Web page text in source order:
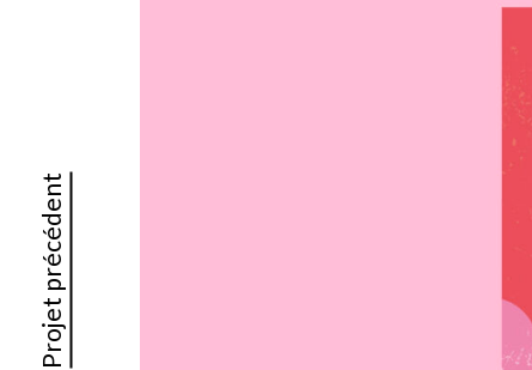
Projet précédent